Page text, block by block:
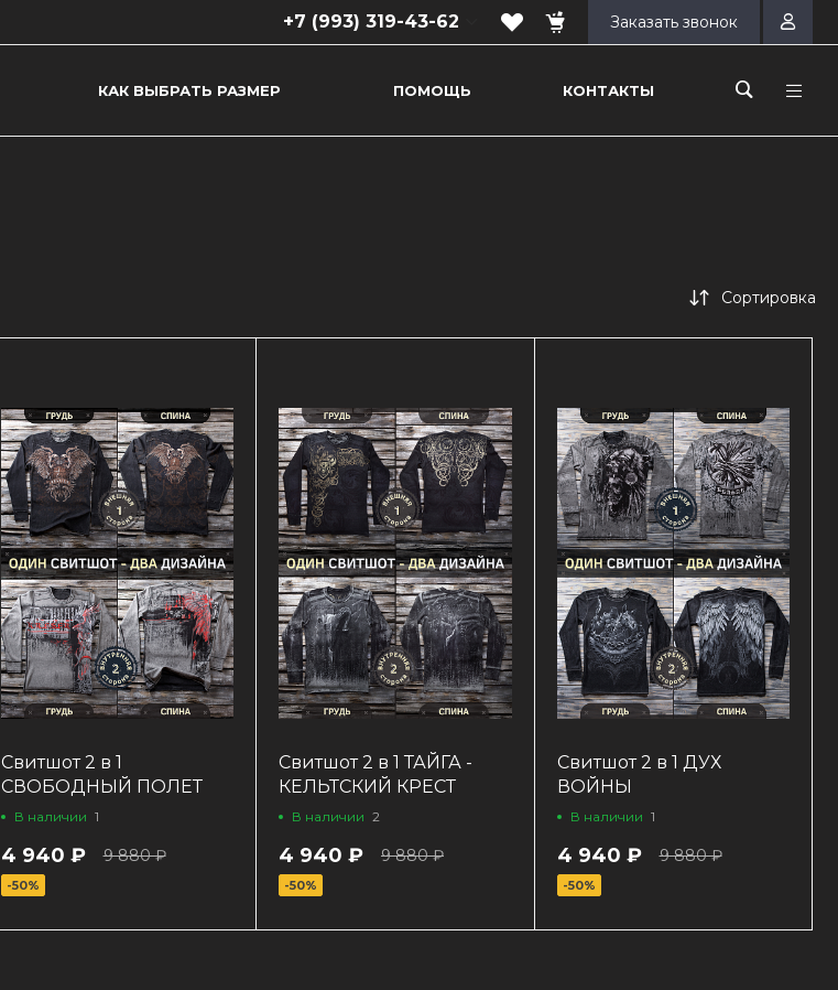
+7 (993) 319-43-62
+7 (993) 319-43-62
Заказать звонок
КАК ВЫБРАТЬ РАЗМЕР ПОМОЩЬ КОНТАКТЫ
Сортировка
Свитшот 2 в 1
СВОБОДНЫЙ ПОЛЕТ
В наличии 1
4 940 ₽ 9 880 ₽
-50%
Свитшот 2 в 1 ТАЙГА -
КЕЛЬТСКИЙ КРЕСТ
В наличии 2
4 940 ₽ 9 880 ₽
-50%
Свитшот 2 в 1 ДУХ
ВОЙНЫ
В наличии 1
4 940 ₽ 9 880 ₽
-50%